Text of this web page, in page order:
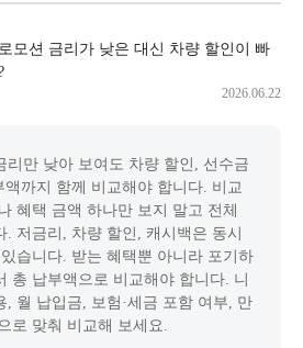
모션 금리가 낮은 대신 차량 할인이 빠
2026.06.22
리만 낮아 보여도 차량 할인, 선수금
까지 함께 비교해야 합니다. 비교
혜택 금액 하나만 보지 말고 전체
. 저금리, 차량 할인, 캐시백은 동시
습니다. 받는 혜택뿐 아니라 포기하
총 납부액으로 비교해야 합니다. 니
, 월 납입금, 보험·세금 포함 여부, 만
로 맞춰 비교해 보세요.